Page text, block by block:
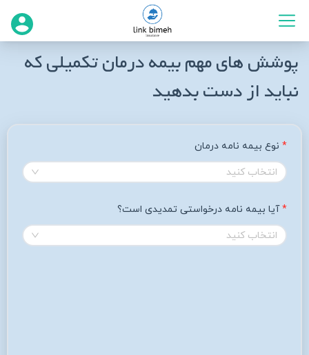
پوشش‌ های مهم بیمه درمان تکمیلی که
نباید از دست بدهید
نوع بیمه نامه درمان
انتخاب کنید
آیا بیمه نامه درخواستی تمدیدی است؟
انتخاب کنید